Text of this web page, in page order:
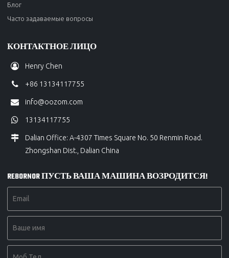
Блог
Часто задаваемые вопросы
КОНТАКТНОЕ ЛИЦО
Henry Chen
+86 13134117755
info@oozom.com
13134117755
Dalian Office: A-4307 Times Square No. 50 Renmin Road.
Zhongshan Dist., Dalian China
REBORNOR ПУСТЬ ВАША МАШИНА ВОЗРОДИТСЯ!